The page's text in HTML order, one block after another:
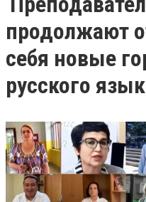
продолжают
себя новые
русского